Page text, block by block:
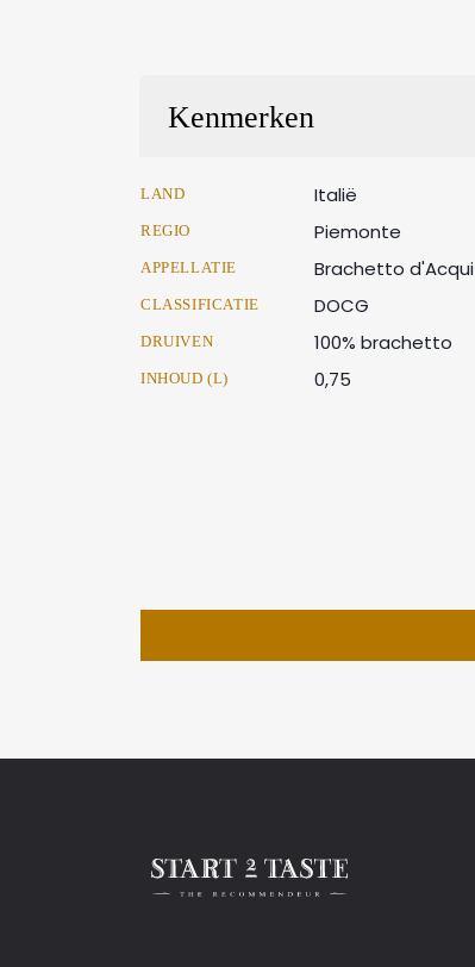
Kenmerken
LAND Italië
REGIO Piemonte
APPELLATIE Brachetto d'Acqui
CLASSIFICATIE DOCG
DRUIVEN 100% brachetto
INHOUD (L) 0,75